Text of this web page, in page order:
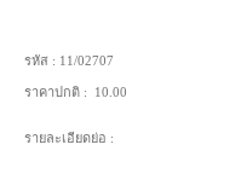
รหัส : 11/02707
ราคาปกติ : 10.00
รายละเอียดย่อ :